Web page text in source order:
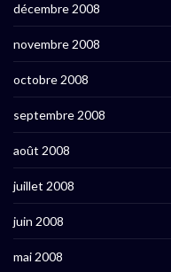
décembre 2008
novembre 2008
octobre 2008
septembre 2008
août 2008
juillet 2008
juin 2008
mai 2008